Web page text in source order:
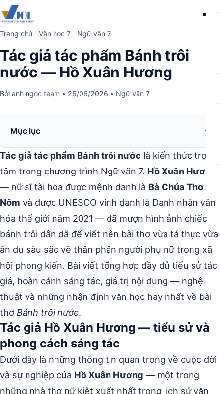
Trang chủ Văn học 7 Ngữ văn 7
Tác giả tác phẩm Bánh trôi
nước — Hồ Xuân Hương
Bởi anh ngoc team • 25/06/2026 • Ngữ văn 7
Mục lục
Tác giả tác phẩm Bánh trôi nước là kiến thức trọng
tâm trong chương trình Ngữ văn 7. Hồ Xuân Hương
— nữ sĩ tài hoa được mệnh danh là Bà Chúa Thơ
Nôm và được UNESCO vinh danh là Danh nhân văn
hóa thế giới năm 2021 — đã mượn hình ảnh chiếc
bánh trôi dân dã để viết nên bài thơ vừa tả thực vừa
ẩn dụ sâu sắc về thân phận người phụ nữ trong xã
hội phong kiến. Bài viết tổng hợp đầy đủ tiểu sử tác
giả, hoàn cảnh sáng tác, giá trị nội dung — nghệ
thuật và những nhận định văn học hay nhất về bài
thơ Bánh trôi nước.
Tác giả Hồ Xuân Hương — tiểu sử và
phong cách sáng tác
Dưới đây là những thông tin quan trọng về cuộc đời
và sự nghiệp của Hồ Xuân Hương — một trong
những nhà thơ nữ kiệt xuất nhất trong lịch sử văn